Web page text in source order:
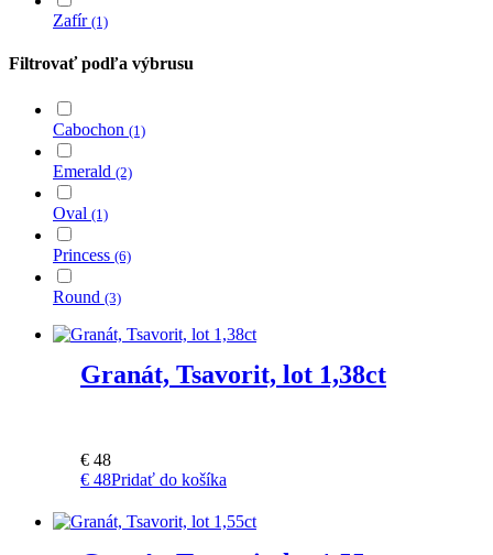
Zafír (1)
Filtrovať podľa výbrusu
Cabochon (1)
Emerald (2)
Oval (1)
Princess (6)
Round (3)
Granát, Tsavorit, lot 1,38ct
€ 48
€ 48Pridať do košíka